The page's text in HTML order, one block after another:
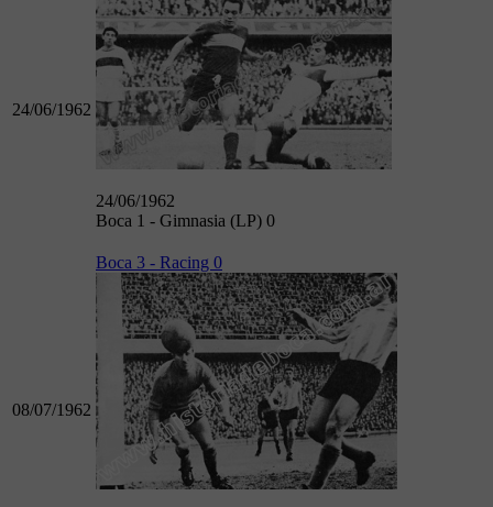
24/06/1962
24/06/1962
Boca 1 - Gimnasia (LP) 0
08/07/1962
Boca 3 - Racing 0